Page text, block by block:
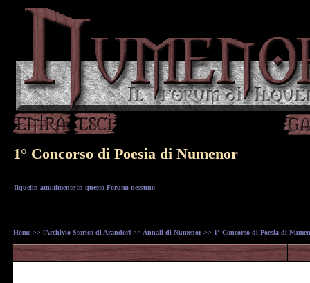
1° Concorso di Poesia di Numenor
Ilquelin attualmente in questo Forum: nessuno
Home >> [Archivio Storico di Arandor] >> Annali di Numenor>> 1° Concorso di Poesia di